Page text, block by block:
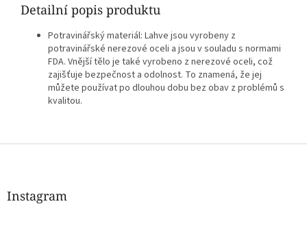
Detailní popis produktu
Potravinářský materiál: Lahve jsou vyrobeny z
potravinářské nerezové oceli a jsou v souladu s normami
FDA. Vnější tělo je také vyrobeno z nerezové oceli, což
zajišťuje bezpečnost a odolnost. To znamená, že jej
můžete používat po dlouhou dobu bez obav z problémů s
kvalitou.
Z
Instagram